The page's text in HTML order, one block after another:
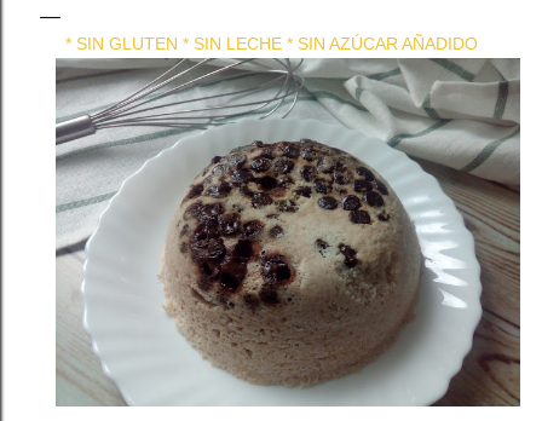
* SIN GLUTEN * SIN LECHE * SIN AZÚCAR AÑADIDO